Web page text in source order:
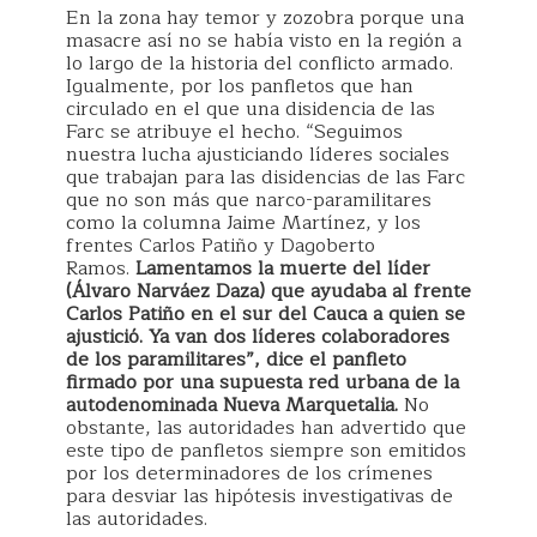
En la zona hay temor y zozobra porque una
masacre así no se había visto en la región a
lo largo de la historia del conflicto armado.
Igualmente, por los panfletos que han
circulado en el que una disidencia de las
Farc se atribuye el hecho. “Seguimos
nuestra lucha ajusticiando líderes sociales
que trabajan para las disidencias de las Farc
que no son más que narco-paramilitares
como la columna Jaime Martínez, y los
frentes Carlos Patiño y Dagoberto
Ramos. Lamentamos la muerte del líder
(Álvaro Narváez Daza) que ayudaba al frente
Carlos Patiño en el sur del Cauca a quien se
ajustició. Ya van dos líderes colaboradores
de los paramilitares”, dice el panfleto
firmado por una supuesta red urbana de la
autodenominada Nueva Marquetalia.No
obstante, las autoridades han advertido que
este tipo de panfletos siempre son emitidos
por los determinadores de los crímenes
para desviar las hipótesis investigativas de
las autoridades.